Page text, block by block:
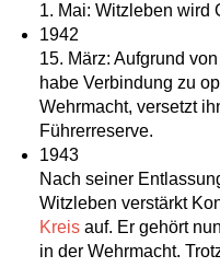
1. Mai: Witzleben wird
1942
15. März: Aufgrund
habe Verbindung zu
Wehrmacht, versetzt
Führerreserve.
1943
Nach seiner
Witzleben verstärkt
Kreis auf. Er gehört
in der Wehrmacht.